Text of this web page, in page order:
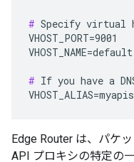
# Specify virtual
VHOST_PORT=9001
VHOST_NAME=default
# If you have a
Edge Router は、パケ
API プロキシの特定の